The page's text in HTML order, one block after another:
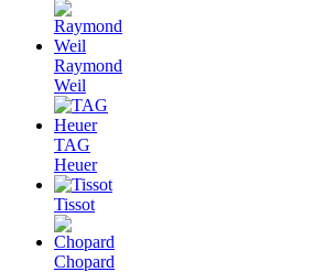
Raymond
Weil
TAG
Heuer
Tissot
Chopard